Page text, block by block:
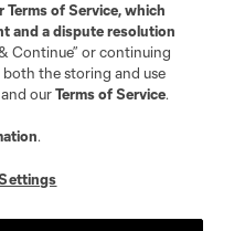
Terms of Service, which
and a dispute resolution
Continue” or continuing
the storing and use
ourTerms of Service.
.